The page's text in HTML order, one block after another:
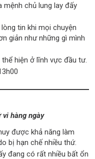
mệnh chủ lung lay đấy
tin khi mọi chuyện
giản như những gì mình
hiện ở lĩnh vực đầu tư.
hàng ngày
được khả năng làm
bị hạn chế nhiều thứ.
đang có rất nhiều bất ổn